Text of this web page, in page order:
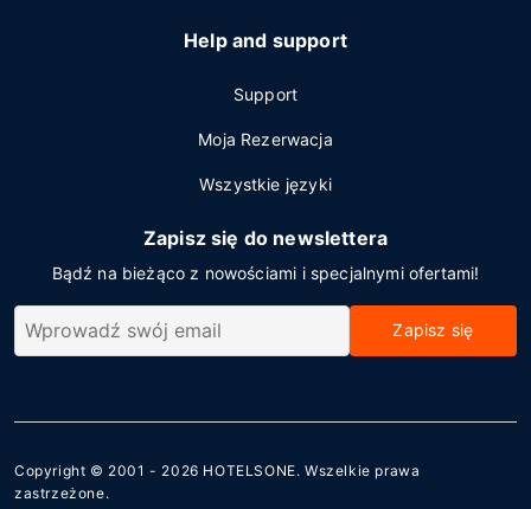
Help and support
Support
Moja Rezerwacja
Wszystkie języki
Zapisz się do newslettera
Bądź na bieżąco z nowościami i specjalnymi ofertami!
Zapisz się
Copyright © 2001 - 2026 HOTELSONE. Wszelkie prawa
zastrzeżone.